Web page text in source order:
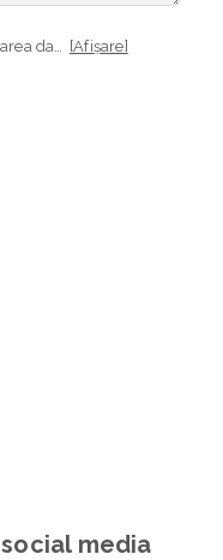
[Afișare]
social media